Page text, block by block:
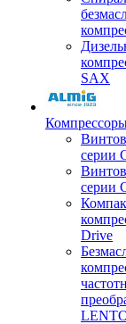
SAX
серии
серии
Drive